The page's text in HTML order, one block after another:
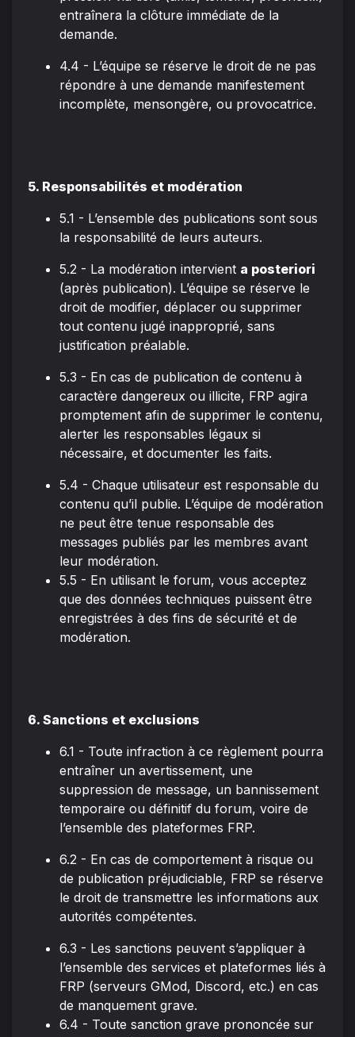
entraînera la clôture immédiate de la
demande.
4.4 - L’équipe se réserve le droit de ne pas
répondre à une demande manifestement
incomplète, mensongère, ou provocatrice.
5. Responsabilités et modération
5.1 - L’ensemble des publications sont sous
la responsabilité de leurs auteurs.
5.2 - La modération intervient a posteriori
(après publication). L’équipe se réserve le
droit de modifier, déplacer ou supprimer
tout contenu jugé inapproprié, sans
justification préalable.
5.3 - En cas de publication de contenu à
caractère dangereux ou illicite, FRP agira
promptement afin de supprimer le contenu,
alerter les responsables légaux si
nécessaire, et documenter les faits.
5.4 - Chaque utilisateur est responsable du
contenu qu’il publie. L’équipe de modération
ne peut être tenue responsable des
messages publiés par les membres avant
leur modération.
5.5 - En utilisant le forum, vous acceptez
que des données techniques puissent être
enregistrées à des fins de sécurité et de
modération.
6. Sanctions et exclusions
6.1 - Toute infraction à ce règlement pourra
entraîner un avertissement, une
suppression de message, un bannissement
temporaire ou définitif du forum, voire de
l’ensemble des plateformes FRP.
6.2 - En cas de comportement à risque ou
de publication préjudiciable, FRP se réserve
le droit de transmettre les informations aux
autorités compétentes.
6.3 - Les sanctions peuvent s’appliquer à
l’ensemble des services et plateformes liés à
FRP (serveurs GMod, Discord, etc.) en cas
de manquement grave.
6.4 - Toute sanction grave prononcée sur